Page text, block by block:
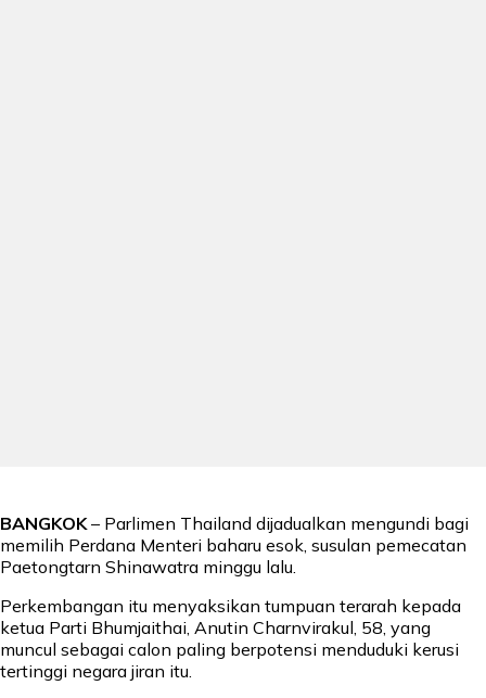
BANGKOK– Parlimen Thailand dijadualkan mengundi bagi
memilih Perdana Menteri baharu esok, susulan pemecatan
Paetongtarn Shinawatra minggu lalu.
Perkembangan itu menyaksikan tumpuan terarah kepada
ketua Parti Bhumjaithai, Anutin Charnvirakul, 58, yang
muncul sebagai calon paling berpotensi menduduki kerusi
tertinggi negara jiran itu.